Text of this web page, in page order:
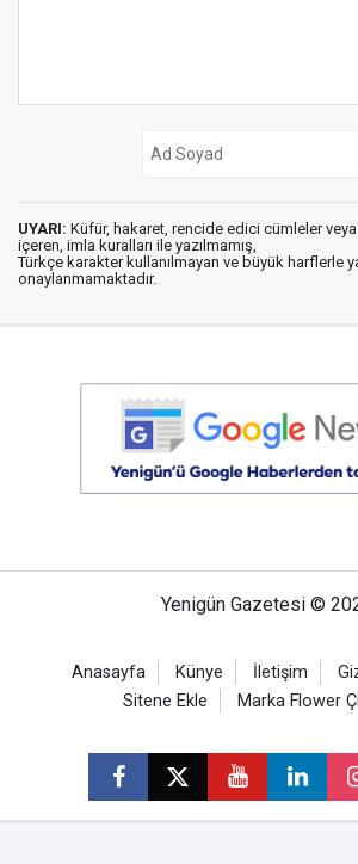
UYARI: Küfür, hakaret, rencide edici cümleler veya
içeren, imla kuralları ile yazılmamış,
Türkçe karakter kullanılmayan ve büyük harflerle
onaylanmamaktadır.
Yenigün Gazetesi ©
Anasayfa Künye İletişim
Sitene Ekle
Marka Flower